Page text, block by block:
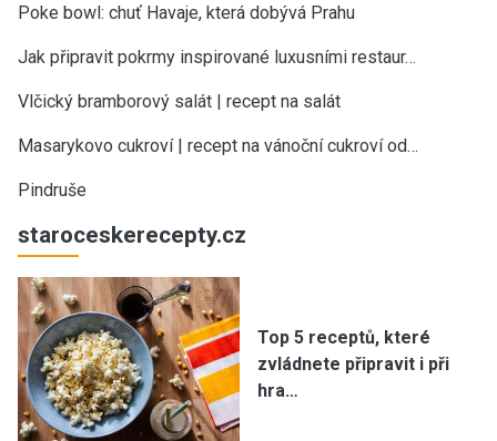
Poke bowl: chuť Havaje, která dobývá Prahu
Jak připravit pokrmy inspirované luxusními restaur…
Vlčický bramborový salát | recept na salát
Masarykovo cukroví | recept na vánoční cukroví od…
Pindruše
staroceskerecepty.cz
Top 5 receptů, které
zvládnete připravit i při
hra…